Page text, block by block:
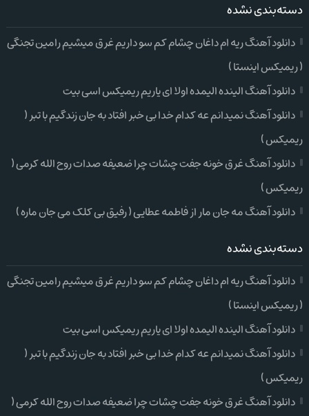
دسته‌بندی نشده
دانلود آهنگ ریه ام داغان چشام کم سو داریم غرق میشیم رامین تجنگی
( ریمیکس اینستا )
دانلود آهنگ الینده الیمده اولا ای یاریم ریمیکس اسی بیت
دانلود آهنگ نمیدانم عه کدام خدا بی خبر افتاد به جان زندگیم با تبر (
ریمیکس )
دانلود آهنگ غرق خونه جفت چشات چرا ضعیفه صدات روح الله کرمی (
ریمیکس )
دانلود آهنگ مه جان مار از فاطمه عطایی ( رفیق بی کلک می جان ماره )
دسته‌بندی نشده
دانلود آهنگ ریه ام داغان چشام کم سو داریم غرق میشیم رامین تجنگی
( ریمیکس اینستا )
دانلود آهنگ الینده الیمده اولا ای یاریم ریمیکس اسی بیت
دانلود آهنگ نمیدانم عه کدام خدا بی خبر افتاد به جان زندگیم با تبر (
ریمیکس )
دانلود آهنگ غرق خونه جفت چشات چرا ضعیفه صدات روح الله کرمی (